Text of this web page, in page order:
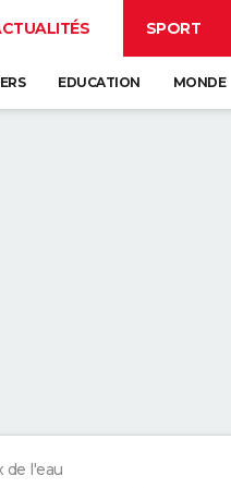
SPORT
EDUCATION MONDE
de l'eau